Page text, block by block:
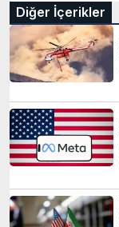
Diğer İçerikler